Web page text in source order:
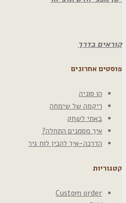
קוראים בדרך
פוסטים אחרונים
הו סוניה
ריקמה של שימחה
באתי לשחק
איך מסמנים התחלה?
הדרכה-איך להכין לוח גיר
קטגוריות
Custom order